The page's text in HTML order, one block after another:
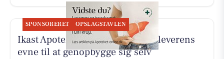
SPONSORERET OPSLAGSTAVLEN
Ikast Apotek deler interview om leverens
evne til at genopbygge sig selv